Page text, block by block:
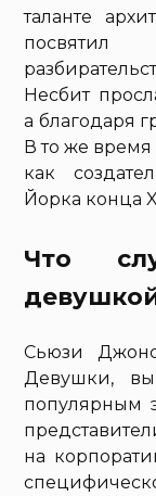
таланте
Несбит
а благодаря
В то же
как
Йорка конца
Что
Сьюзи
Девушки,
популярным
на